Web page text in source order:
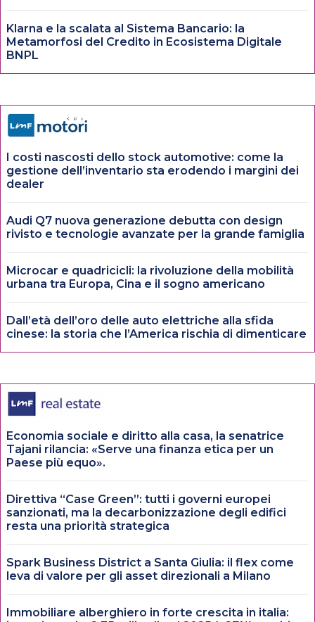
Klarna e la scalata al Sistema Bancario: la
Metamorfosi del Credito in Ecosistema Digitale
BNPL
I costi nascosti dello stock automotive: come la
gestione dell’inventario sta erodendo i margini dei
dealer
Audi Q7 nuova generazione debutta con design
rivisto e tecnologie avanzate per la grande famiglia
Microcar e quadricicli: la rivoluzione della mobilità
urbana tra Europa, Cina e il sogno americano
Dall’età dell’oro delle auto elettriche alla sfida
cinese: la storia che l’America rischia di dimenticare
Economia sociale e diritto alla casa, la senatrice
Tajani rilancia: «Serve una finanza etica per un
Paese più equo».
Direttiva “Case Green”: tutti i governi europei
sanzionati, ma la decarbonizzazione degli edifici
resta una priorità strategica
Spark Business District a Santa Giulia: il flex come
leva di valore per gli asset direzionali a Milano
Immobiliare alberghiero in forte crescita in italia: